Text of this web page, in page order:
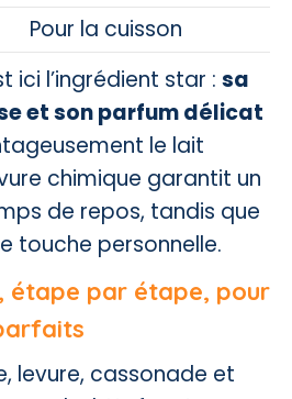
Pour la cuisson
ici l’ingrédient star : sa
et son parfum délicat
le lait
chimique garantit un
de repos, tandis que
touche personnelle.
étape par étape, pour
levure, cassonade et